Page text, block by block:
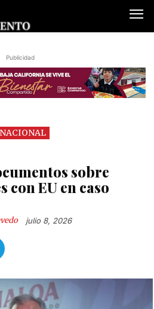
Publicidad
sobre
con EU en caso
julio 8, 2026